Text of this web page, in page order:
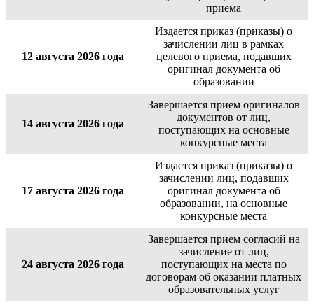
приема
12 августа 2026 года
Издается приказ (приказы) о
зачислении лиц в рамках
целевого приема, подавших
оригинал документа об
образовании
14 августа 2026 года
Завершается прием оригиналов
документов от лиц,
поступающих на основные
конкурсные места
17 августа 2026 года
Издается приказ (приказы) о
зачислении лиц, подавших
оригинал документа об
образовании, на основные
конкурсные места
24 августа 2026 года
Завершается прием согласий на
зачисление от лиц,
поступающих на места по
договорам об оказании платных
образовательных услуг